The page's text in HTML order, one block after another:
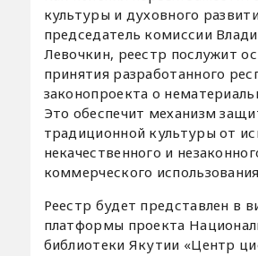
культуры и духовного
председатель комиссии
Левочкин, реестр послужит
принятия разработанного
законопроекта о
Это обеспечит механизм
традиционной культуры от
некачественного и
коммерческого
Реестр будет представлен в
платформы проекта
библиотеки Якутии «Центр